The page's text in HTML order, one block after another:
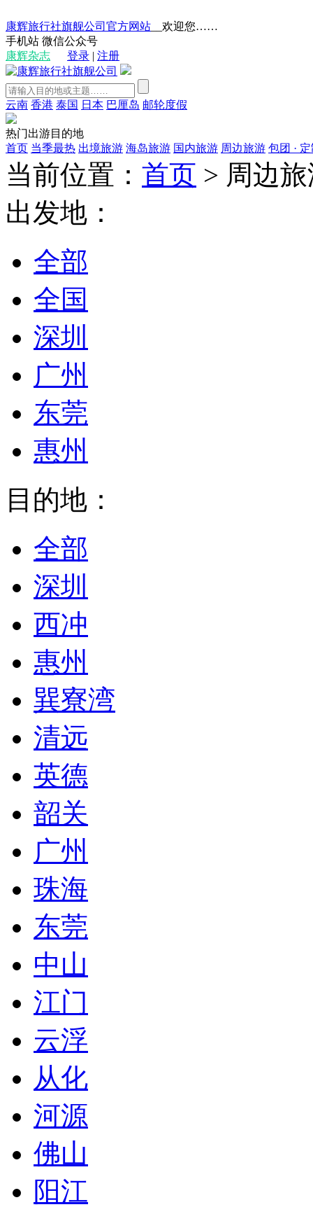
康辉旅行社旗舰公司官方网站 __欢迎您……
手机站 微信公众号
康辉杂志
登录 | 注册
云南 香港 泰国 日本 巴厘岛 邮轮度假
热门出游目的地
首页 当季最热 出境旅游 海岛旅游 国内旅游 周边旅游 包团 ·
当前位置： 首页 > 周边
出发地：
全部
全国
深圳
广州
东莞
惠州
目的地：
全部
深圳
西冲
惠州
巽寮湾
清远
英德
韶关
广州
珠海
东莞
中山
江门
云浮
从化
河源
佛山
阳江